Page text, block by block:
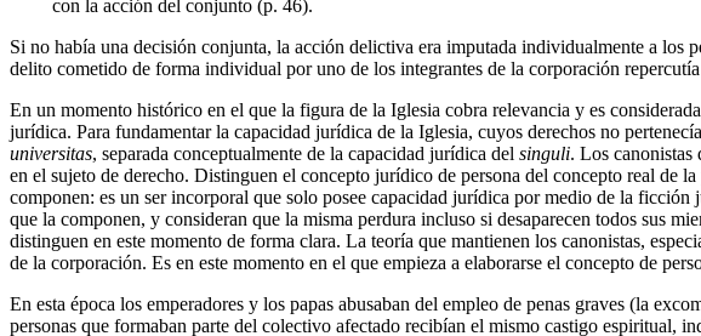
con la acción del conjunto (p. 46).
Si no había una decisión conjunta, la acción delictiva era imputada individualmente a los
delito cometido de forma individual por uno de los integrantes de la corporación
En un momento histórico en el que la figura de la Iglesia cobra relevancia y es
jurídica. Para fundamentar la capacidad jurídica de la Iglesia, cuyos derechos no
universitas, separada conceptualmente de la capacidad jurídica del singuli. Los canonistas
en el sujeto de derecho. Distinguen el concepto jurídico de persona del concepto real de
componen: es un ser incorporal que solo posee capacidad jurídica por medio de la
que la componen, y consideran que la misma perdura incluso si desaparecen todos sus
distinguen en este momento de forma clara. La teoría que mantienen los canonistas,
de la corporación. Es en este momento en el que empieza a elaborarse el concepto de
En esta época los emperadores y los papas abusaban del empleo de penas graves (la
personas que formaban parte del colectivo afectado recibían el mismo castigo espiritual,